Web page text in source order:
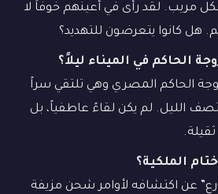
مريب. لقد رأى في أعينهم خوفاً لا
هل كانوا يتعرضون للتهديد؟
الحاكم في الميناء ليلاً؟
الحاكم المصري وهي تلتقي سراً
الليل. لم يكن لقاءً عاطفياً، بل
الملكية؟
عن اكتشافه لأوامر شحن مزيفة